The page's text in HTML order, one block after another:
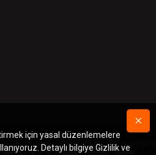
Tüm hakları saklıdır. Pla Plus™, Ultra
için yasal düzenlemelere
Detaylı bilgiye Gizlilik ve